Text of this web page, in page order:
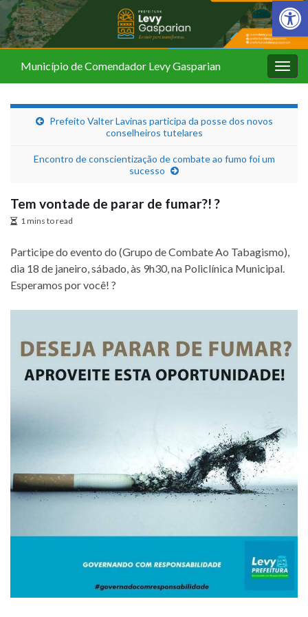
Barra de
Município de Comendador Levy Gasparian
Prefeito Valter Lavinas participa da posse dos novos
conselheiros tutelares
Encontro de conscientização de combate ao fumo foi um
sucesso
Tem vontade de parar de fumar?! ?
1 mins to read
Participe do evento do (Grupo de Combate Ao Tabagismo),
dia 18 de janeiro, sábado, às 9h30, na Policlínica Municipal.
Esperamos por você! ?